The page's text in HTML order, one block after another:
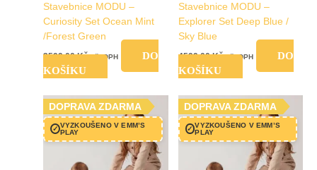
Stavebnice MODU –
Curiosity Set Ocean Mint
/Forest Green
3599,00Kč vč. DPH
DO
KOŠÍKU
Stavebnice MODU –
Explorer Set Deep Blue /
Sky Blue
4599,00Kč vč. DPH
DO
KOŠÍKU
✓ VYZKOUŠENO V EMM’S
PLAY
DOPRAVA ZDARMA
✓ VYZKOUŠENO V EMM’S
PLAY
DOPRAVA ZDARMA